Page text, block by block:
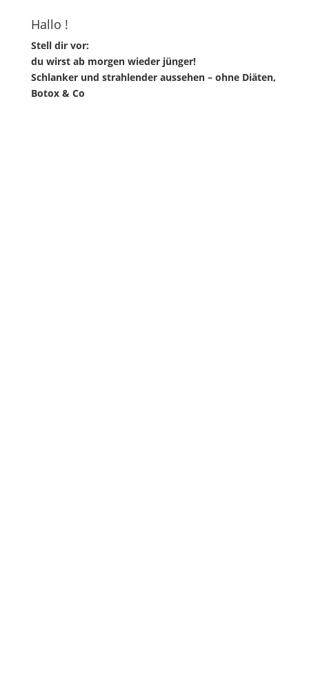
Hallo !
Stell dir vor:
du wirst ab morgen wieder jünger!
Schlanker und strahlender aussehen – ohne Diäten,
Botox & Co